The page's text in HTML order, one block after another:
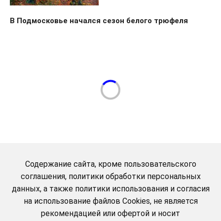
В Подмосковье начался сезон белого трюфеля
Содержание сайта, кроме пользовательского
соглашения, политики обработки персональных
данных, а также политики использования и согласия
на использование файлов Cookies, не является
рекомендацией или офертой и носит